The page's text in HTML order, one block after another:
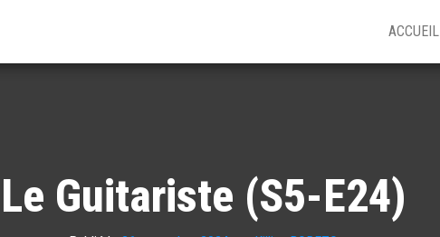
ACCUEIL
Le Guitariste (S5-E24)